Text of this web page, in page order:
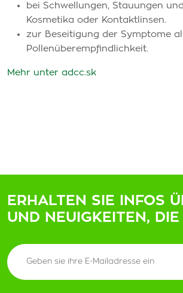
bei Schwellungen, Stauungen
Kosmetika oder Kontaktlinsen.
zur Beseitigung der Symptome
Pollenüberempfindlichkeit.
Mehr unter adcc.sk
ERHALTEN SIE INFOS
UND NEUIGKEITEN,